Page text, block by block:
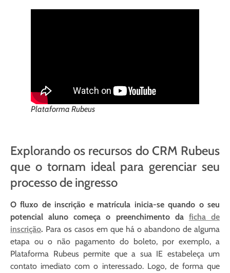
Plataforma Rubeus
Explorando os recursos do CRM Rubeus
que o tornam ideal para gerenciar seu
processo de ingresso
O fluxo de inscrição e matrícula inicia-se quando o seu
potencial aluno começa o preenchimento da ficha de
inscrição. Para os casos em que há o abandono de alguma
etapa ou o não pagamento do boleto, por exemplo, a
Plataforma Rubeus permite que a sua IE estabeleça um
contato imediato com o interessado. Logo, de forma que